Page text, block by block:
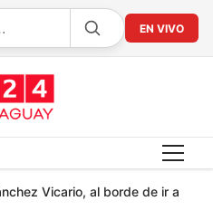
EN VIVO
Vicario, al borde de ir a